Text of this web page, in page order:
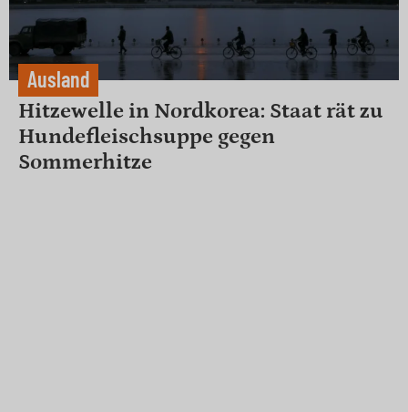
Ausland
Hitzewelle in Nordkorea: Staat rät zu
Hundefleischsuppe gegen
Sommerhitze